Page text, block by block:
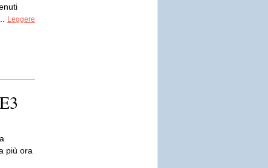
Leggere
più ora